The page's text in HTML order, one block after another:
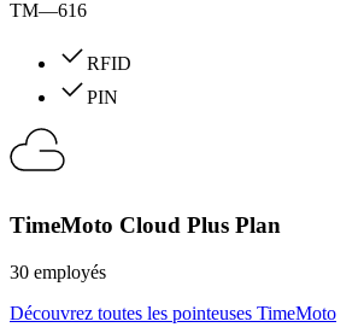
TM—616
RFID
PIN
TimeMoto Cloud Plus Plan
30 employés
Découvrez toutes les pointeuses TimeMoto